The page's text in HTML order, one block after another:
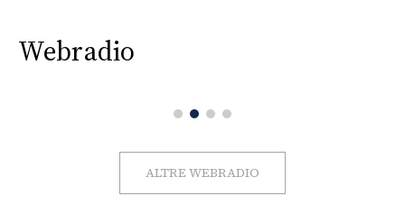
Webradio
ALTRE WEBRADIO